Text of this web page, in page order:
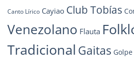
Canto Lírico Cayiao Club Tobías
Venezolano Flauta
Tradicional Gaitas